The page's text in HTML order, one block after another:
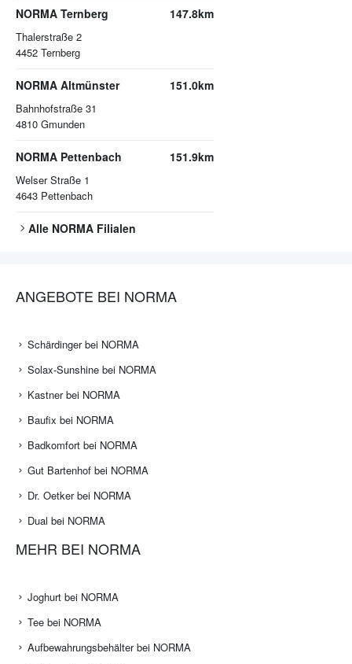
NORMA Ternberg
Thalerstraße 2
4452 Ternberg
147.8km
NORMA Altmünster
Bahnhofstraße 31
4810 Gmunden
151.0km
NORMA Pettenbach
Welser Straße 1
4643 Pettenbach
151.9km
Alle NORMA Filialen
ANGEBOTE BEI NORMA
Schärdinger bei NORMA
Solax-Sunshine bei NORMA
Kastner bei NORMA
Baufix bei NORMA
Badkomfort bei NORMA
Gut Bartenhof bei NORMA
Dr. Oetker bei NORMA
Dual bei NORMA
MEHR BEI NORMA
Joghurt bei NORMA
Tee bei NORMA
Aufbewahrungsbehälter bei NORMA